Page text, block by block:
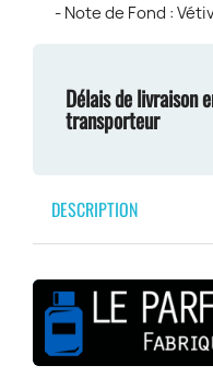
- Note de Fond :
Délais de livraison
transporteur
DESCRIPTION